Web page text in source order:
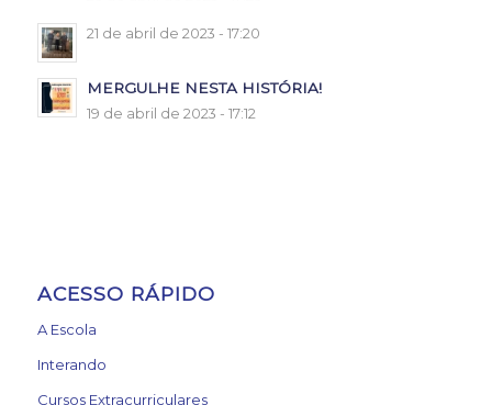
21 de abril de 2023 - 17:20
MERGULHE NESTA HISTÓRIA!
19 de abril de 2023 - 17:12
ACESSO RÁPIDO
A Escola
Interando
Cursos Extracurriculares